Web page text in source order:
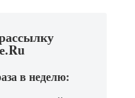
в неделю: